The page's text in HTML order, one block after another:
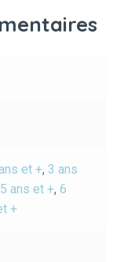
et +,3 ans
5 ans et +,6
+